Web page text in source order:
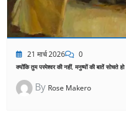
21 मार्च 2026 0
क्योंकि तुम परमेश्वर की नहीं, मनुष्यों की बातें सोचते हो
By Rose Makero